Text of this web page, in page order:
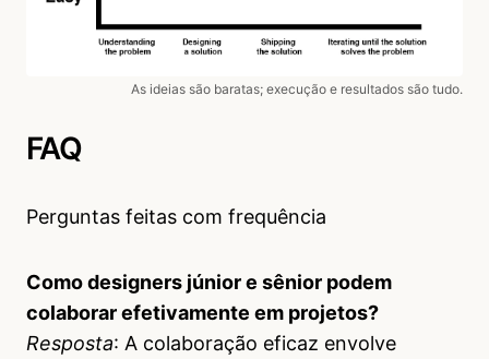
As ideias são baratas; execução e resultados são tudo.
FAQ
Perguntas feitas com frequência
Como designers júnior e sênior podem
colaborar efetivamente em projetos?
Resposta: A colaboração eficaz envolve